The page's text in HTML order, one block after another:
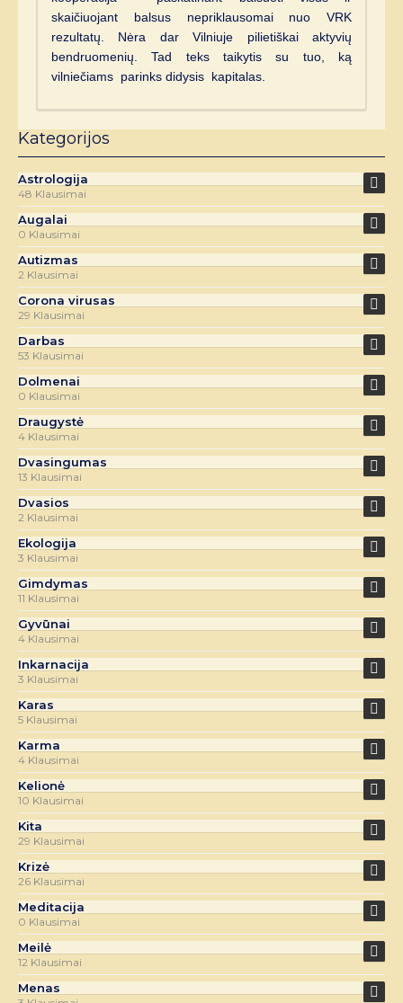
skaičiuojant balsus nepriklausomai nuo VRK
rezultatų. Nėra dar Vilniuje pilietiškai aktyvių
bendruomenių. Tad teks taikytis su tuo, ką
vilniečiams parinks didysis kapitalas.
Kategorijos
Astrologija
48 Klausimai
Augalai
0 Klausimai
Autizmas
2 Klausimai
Corona virusas
29 Klausimai
Darbas
53 Klausimai
Dolmenai
0 Klausimai
Draugystė
4 Klausimai
Dvasingumas
13 Klausimai
Dvasios
2 Klausimai
Ekologija
3 Klausimai
Gimdymas
11 Klausimai
Gyvūnai
4 Klausimai
Inkarnacija
3 Klausimai
Karas
5 Klausimai
Karma
4 Klausimai
Kelionė
10 Klausimai
Kita
29 Klausimai
Krizė
26 Klausimai
Meditacija
0 Klausimai
Meilė
12 Klausimai
Menas